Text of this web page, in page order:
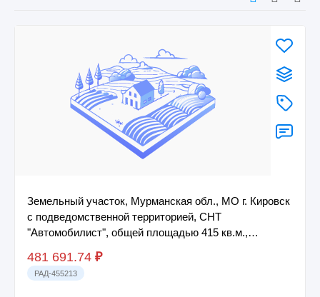
Земельный участок, Мурманская обл., МО г. Кировск
с подведомственной территорией, СНТ
"Автомобилист", общей площадью 415 кв.м.,
481 691.74 ₽
РАД-455213